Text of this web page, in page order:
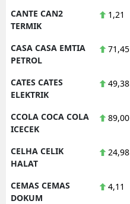
CANTE CAN2
TERMIK
1,21
CASA CASA EMTIA
PETROL
71,45
CATES CATES
ELEKTRIK
49,38
CCOLA COCA COLA
ICECEK
89,00
CELHA CELIK
HALAT
24,98
CEMAS CEMAS
DOKUM
4,11